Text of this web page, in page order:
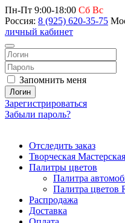
Пн-Пт 9:00-18:00 Сб Вс
Россия: 8 (925) 620-35-75
личный кабинет
Запомнить меня
Логин
Зарегистрироваться
Забыли пароль?
Отследить заказ
Творческая Мастерская
Палитры цветов
Палитра
Палитра цветов
Распродажа
Доставка